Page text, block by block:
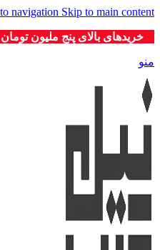
navigation Skip to main content
خریدهای بالای پنج ملیون
منو